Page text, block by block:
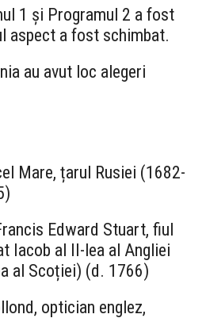
1 și Programul 2 a fost
aspect a fost schimbat.
au avut loc alegeri
Mare, țarul Rusiei (1682-
Edward Stuart, fiul
Iacob al II-lea al Angliei
al Scoției) (d. 1766)
optician englez,